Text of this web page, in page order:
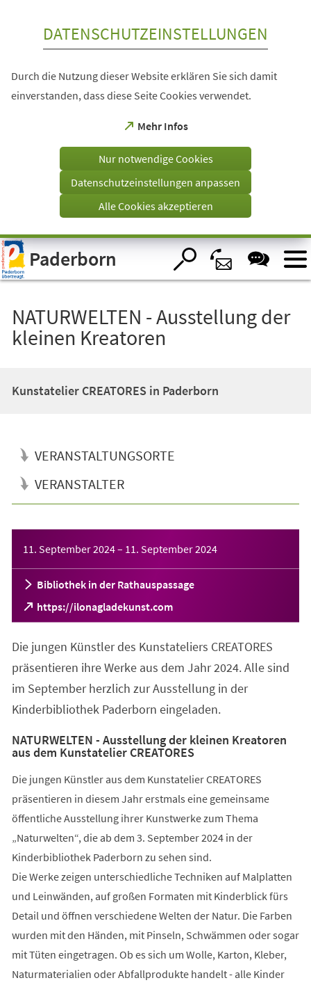
Visuelle
Assistenzsoftware
öffnen.
DATENSCHUTZEINSTELLUNGEN
Durch die Nutzung dieser Website erklären Sie sich damit
einverstanden, dass diese Seite Cookies verwendet.
Mehr Infos
(Öffnet
einem
Tab)
Nur notwendige Cookies
Datenschutzeinstellungen anpassen
Alle Cookies akzeptieren
Paderborn
NATURWELTEN - Ausstellung der
kleinen Kreatoren
Kunstatelier CREATORES in Paderborn
VERANSTALTUNGSORTE
VERANSTALTER
11. September 2024– 11. September 2024
Bibliothek in der Rathauspassage
https://ilonagladekunst.com
(Öffnet
in
neuen
Tab)
Die jungen Künstler des Kunstateliers CREATORES
präsentieren ihre Werke aus dem Jahr 2024. Alle sind
im September herzlich zur Ausstellung in der
Kinderbibliothek Paderborn eingeladen.
NATURWELTEN - Ausstellung der kleinen Kreatoren
aus dem Kunstatelier CREATORES
Die jungen Künstler aus dem Kunstatelier CREATORES
präsentieren in diesem Jahr erstmals eine gemeinsame
öffentliche Ausstellung ihrer Kunstwerke zum Thema
„Naturwelten“, die ab dem 3. September 2024 in der
Kinderbibliothek Paderborn zu sehen sind.
Die Werke zeigen unterschiedliche Techniken auf Malplatten
und Leinwänden, auf großen Formaten mit Kinderblick fürs
Detail und öffnen verschiedene Welten der Natur. Die Farben
wurden mit den Händen, mit Pinseln, Schwämmen oder sogar
mit Tüten eingetragen. Ob es sich um Wolle, Karton, Kleber,
Naturmaterialien oder Abfallprodukte handelt - alle Kinder